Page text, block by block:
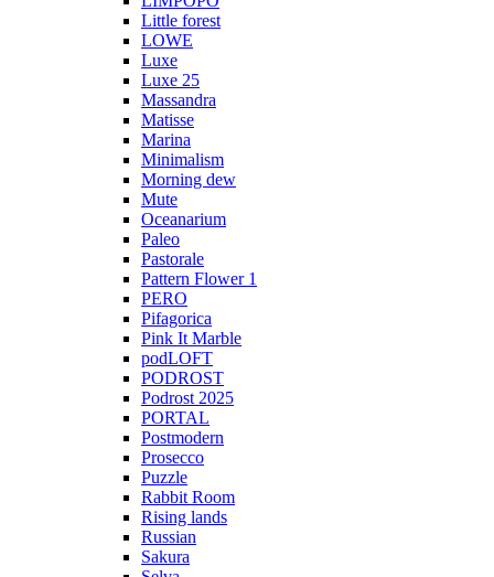
Little forest
LOWE
Luxe
Luxe 25
Massandra
Matisse
Marina
Minimalism
Morning dew
Mute
Oceanarium
Paleo
Pastorale
Pattern Flower 1
PERO
Pifagorica
Pink It Marble
podLOFT
PODROST
Podrost 2025
PORTAL
Postmodern
Prosecco
Puzzle
Rabbit Room
Rising lands
Russian
Sakura